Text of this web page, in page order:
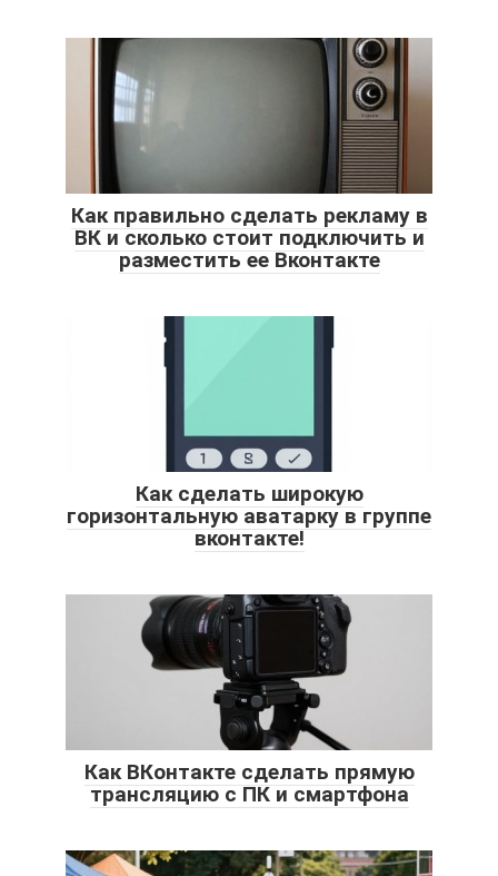
Как правильно сделать рекламу в
ВК и сколько стоит подключить и
разместить ее Вконтакте
Как сделать широкую
горизонтальную аватарку в группе
вконтакте!
Как ВКонтакте сделать прямую
трансляцию с ПК и смартфона